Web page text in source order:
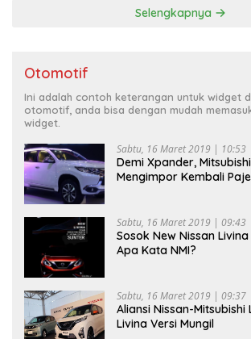
Selengkapnya
Otomotif
Ini adalah contoh keterangan untuk widget
otomotif, anda bisa dengan mudah
widget.
Sabtu, 16 Maret 2019 | 10:53
Demi Xpander,
Mengimpor Kembali
Sabtu, 16 Maret 2019 | 09:43
Sosok New Nissan
Apa Kata NMI?
Sabtu, 16 Maret 2019 | 09:37
Aliansi Nissan-Mitsubishi
Livina Versi Mungil